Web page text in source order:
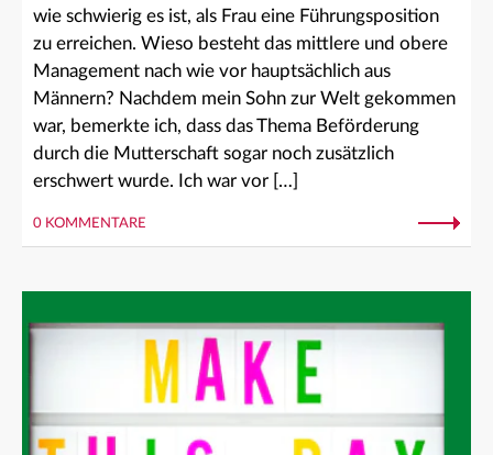
wie schwierig es ist, als Frau eine Führungsposition
zu erreichen. Wieso besteht das mittlere und obere
Management nach wie vor hauptsächlich aus
Männern? Nachdem mein Sohn zur Welt gekommen
war, bemerkte ich, dass das Thema Beförderung
durch die Mutterschaft sogar noch zusätzlich
erschwert wurde. Ich war vor […]
0 KOMMENTARE